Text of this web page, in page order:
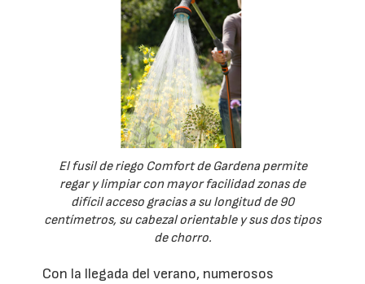
El fusil de riego Comfort de Gardena permite
regar y limpiar con mayor facilidad zonas de
difícil acceso gracias a su longitud de 90
centímetros, su cabezal orientable y sus dos tipos
de chorro.
Con la llegada del verano, numerosos